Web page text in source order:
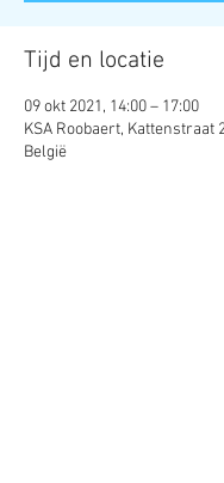
Tijd en locatie
09 okt 2021, 14:00 – 17:00
KSA Roobaert, Kattenstraat
België